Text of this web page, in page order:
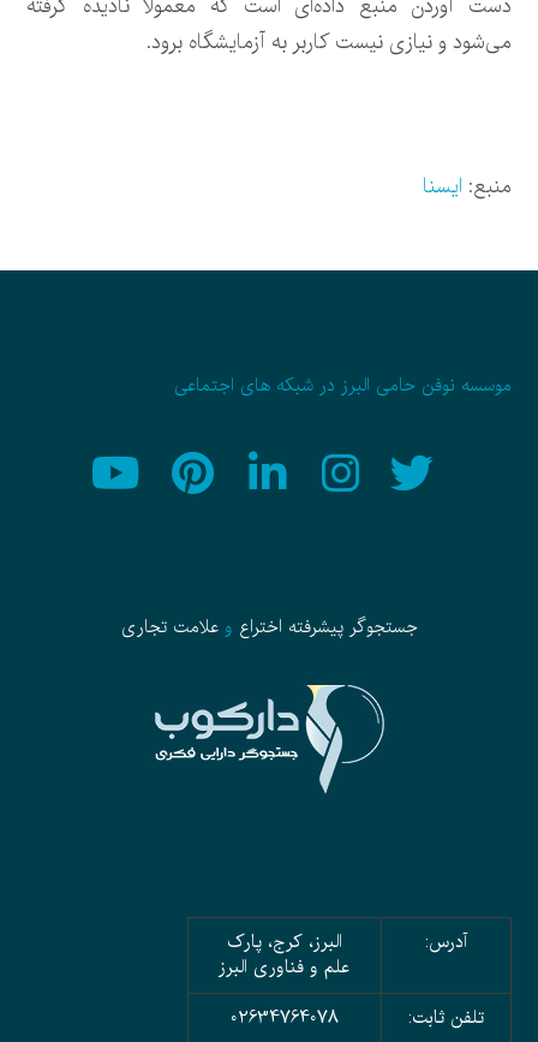
می‌شود و نیازی نیست کاربر به آزمایشگاه برود.
منبع: ایسنا
موسسه نوفن حامی البرز در شبکه های اجتماعی
جستجوگر پیشرفته اختراع وعلامت تجاری
آدرس:
البرز، کرج، پارک
علم و فناوری البرز
تلفن ثابت:
02634764078